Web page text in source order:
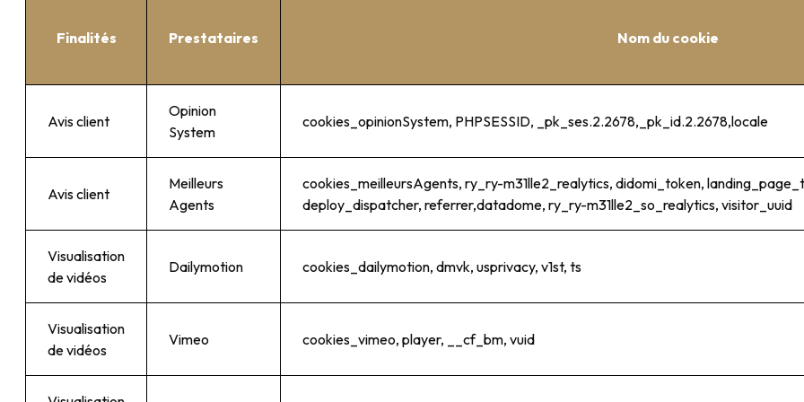
Finalités Prestataires Nom du cookie
Avis client
Opinion
System
cookies_opinionSystem, PHPSESSID, _pk_ses.2.2678,_pk_id.2.2678,locale
Avis client
Meilleurs
Agents
cookies_meilleursAgents, ry_ry-m31lle2_realytics, didomi_token,
deploy_dispatcher, referrer,datadome, ry_ry-m31lle2_so_realytics, visitor_uuid
Visualisation
de vidéos
Dailymotion cookies_dailymotion, dmvk, usprivacy, v1st, ts
Visualisation
de vidéos
Vimeo cookies_vimeo, player, __cf_bm, vuid